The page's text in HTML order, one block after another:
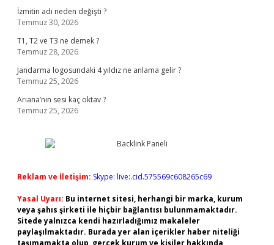
İzmitin adı neden değişti ?
Temmuz 30, 2026
T1, T2 ve T3 ne demek ?
Temmuz 28, 2026
Jandarma logosundaki 4 yıldız ne anlama gelir ?
Temmuz 25, 2026
Ariana’nın sesi kaç oktav ?
Temmuz 25, 2026
Reklam ve İletişim: Skype: live:.cid.575569c608265c69
Yasal Uyarı: Bu internet sitesi, herhangi bir marka, kurum
veya şahıs şirketi ile hiçbir bağlantısı bulunmamaktadır.
Sitede yalnızca kendi hazırladığımız makaleler
paylaşılmaktadır. Burada yer alan içerikler haber niteliği
taşımamakta olup, gerçek kurum ve kişiler hakkında